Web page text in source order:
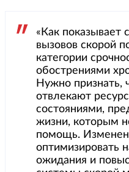
«Как показывает
вызовов скорой
категории
обострениями
Нужно признать,
отвлекают
состояниями,
жизни, которым
помощь.
оптимизировать
ожидания и